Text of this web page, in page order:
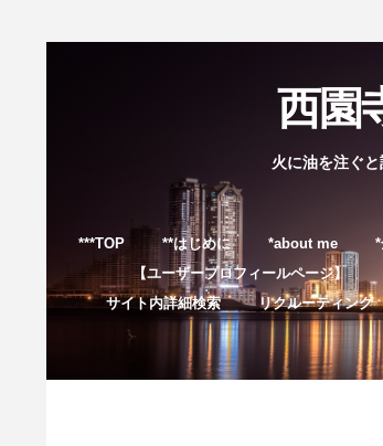
西園
火に油を注ぐ
***TOP **はじめに *about me
【ユーザープロフィールページ】
サイト内詳細検索
リクルーティング